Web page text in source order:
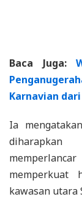
Baca Juga:
Karnavian
Ia
memperkuat
kawasan utara